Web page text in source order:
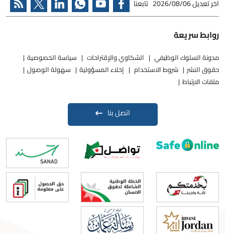
اخر تعديل2026/08/06 تابعنا
روابط سريعة
مدونة السلوك الوظيفي الشكاوي والإقتراحات
سياسة الخصوصية
حقوق النشر
شروط الاستخدام إخلاء المسؤولية
سهولة الوصول
ملفات الارتباط
اتصل بنا